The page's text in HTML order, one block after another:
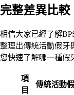
完整差異比較
相信大家已經了解
整理出傳統活動假牙
您快速了解哪一種假
項
目
傳統活動